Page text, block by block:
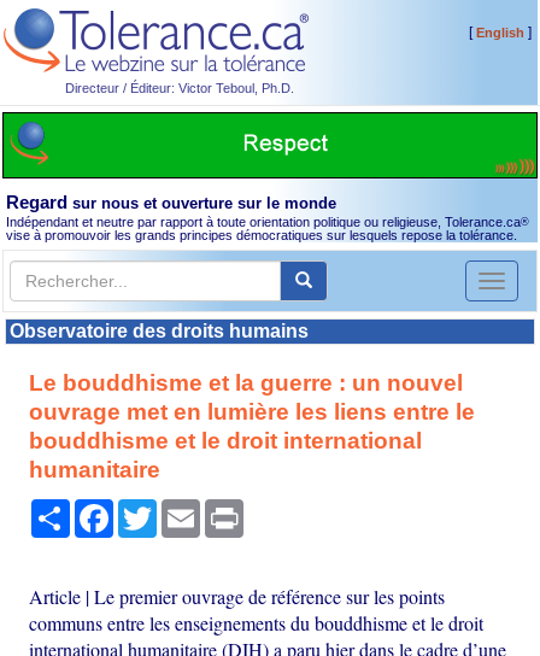
Directeur / Éditeur: Victor Teboul, Ph.D.
[English ]
Regard sur nous et ouverture sur le monde
Indépendant et neutre par rapport à toute orientation politique ou religieuse, Tolerance.ca®
vise à promouvoir les grands principes démocratiques sur lesquels repose la tolérance.
Toggle
Observatoire des droits humains
Le bouddhisme et la guerre : un nouvel
ouvrage met en lumière les liens entre le
bouddhisme et le droit international
humanitaire
PartagerFacebook
TwitterEmail
Article | Le premier ouvrage de référence sur les points
communs entre les enseignements du bouddhisme et le droit
international humanitaire (DIH) a paru hier dans le cadre d’une